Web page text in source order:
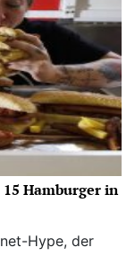
Hamburger in
Hype, der